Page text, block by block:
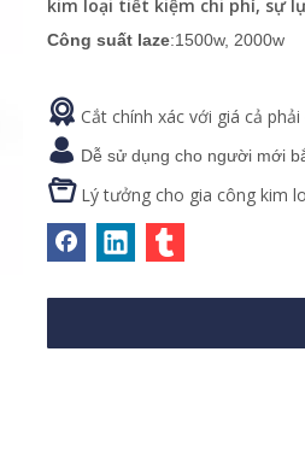
kim loại tiết kiệm chi phí, sự
Công suất laze:1500w, 2000w
 Cắt chính xác với giá cả phải
 Dễ sử dụng cho người mới
Lý tưởng cho gia công kim